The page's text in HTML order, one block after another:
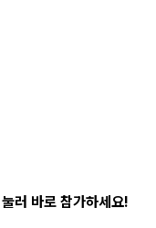
러 바로 참가하세요!